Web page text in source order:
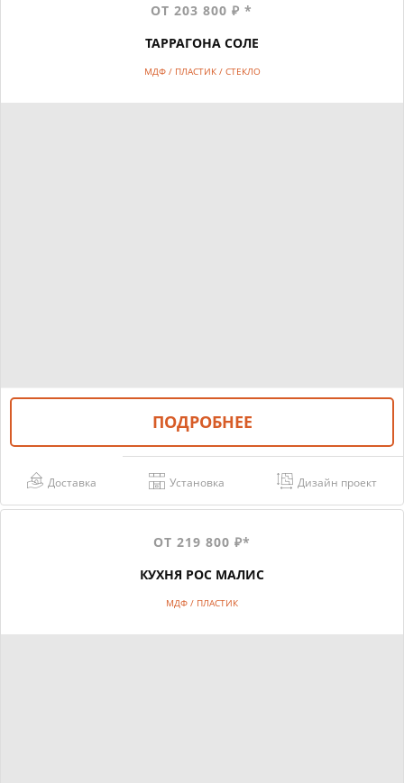
ОТ 203 800 ₽ *
ТАРРАГОНА СОЛЕ
МДФ / ПЛАСТИК / СТЕКЛО
ПОДРОБНЕЕ
Доставка Установка Дизайн проект
ОТ 219 800 ₽*
КУХНЯ РОС МАЛИС
МДФ / ПЛАСТИК